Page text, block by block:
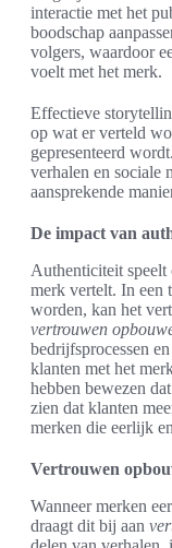
interactie met het
boodschap
volgers, waardoor
voelt met het merk.
Effectieve
op wat er verteld
gepresenteerd
verhalen en sociale
aansprekende
De impact van
Authenticiteit speelt
merk vertelt. In een
worden, kan het
vertrouwen
bedrijfsprocessen
klanten met het
hebben bewezen
zien dat klanten
merken die eerlijk
Vertrouwen
Wanneer merken
draagt dit bij aan